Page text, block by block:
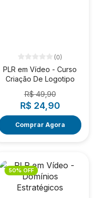
(0)
PLR em Vídeo - Curso
Criação De Logotipo
R$ 49,90
R$ 24,90
Comprar Agora
50% OFF